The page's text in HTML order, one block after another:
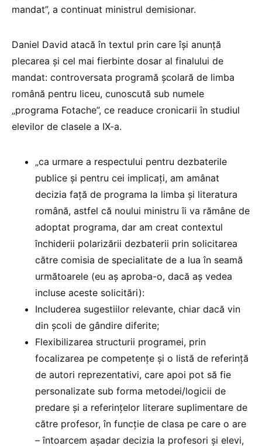
mandat”, a continuat ministrul demisionar.
Daniel David atacă în textul prin care își anunță
plecarea și cel mai fierbinte dosar al finalului de
mandat: controversata programă școlară de limba
română pentru liceu, cunoscută sub numele
„programa Fotache”, ce readuce cronicarii în studiul
elevilor de clasele a IX-a.
„ca urmare a respectului pentru dezbaterile
publice și pentru cei implicați, am amânat
decizia față de programa la limba și literatura
română, astfel că noului ministru îi va rămâne de
adoptat programa, dar am creat contextul
închiderii polarizării dezbaterii prin solicitarea
către comisia de specialitate de a lua în seamă
următoarele (eu aș aproba-o, dacă aș vedea
incluse aceste solicitări):
Includerea sugestiilor relevante, chiar dacă vin
din școli de gândire diferite;
Flexibilizarea structurii programei, prin
focalizarea pe competențe și o listă de referință
de autori reprezentativi, care apoi pot să fie
personalizate sub forma metodei/logicii de
predare și a referințelor literare suplimentare de
către profesor, în funcție de clasa pe care o are
– întoarcem așadar decizia la profesori și elevi,